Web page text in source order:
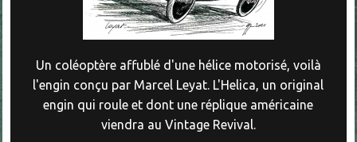
Un coléoptère affublé d'une hélice motorisé, voilà
l'engin conçu par Marcel Leyat. L'Helica, un original
engin qui roule et dont une réplique américaine
viendra au Vintage Revival.